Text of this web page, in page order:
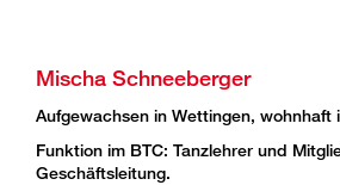
Mischa Schneeberger
Aufgewachsen in Wettingen, wohnhaft
Funktion im BTC: Tanzlehrer und
Geschäftsleitung.